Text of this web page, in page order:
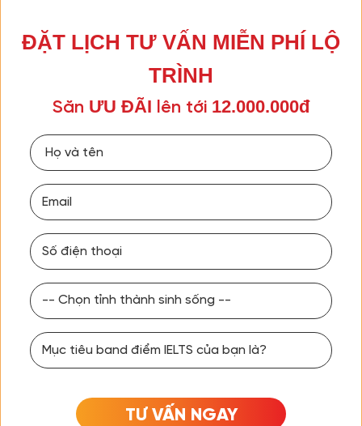
ĐẶT LỊCH TƯ VẤN MIỄN PHÍ LỘ
TRÌNH
Săn ƯU ĐÃI lên tới 12.000.000đ
TƯ VẤN NGAY